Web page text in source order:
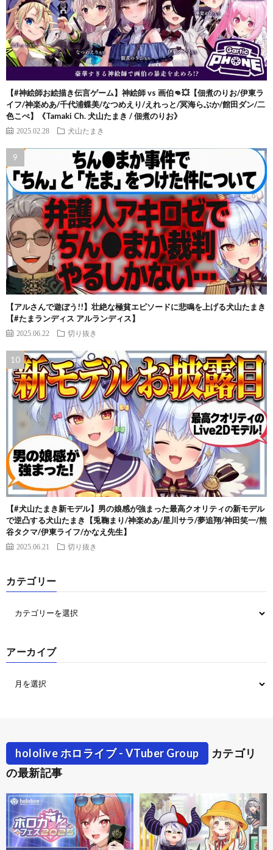
【#神絵師お絵描き伝言ゲーム】神絵師 vs 画伯👊💥【佃煮のりお/伊東ラ
イフ/神楽めあ/千代浦蝶美/なつめえり/えれっと/冥海らぶか/館田ダン/二
色こぺ】《Tamaki Ch. 犬山たまき / 佃煮のりお》
2025.02.28 犬山たまき
【アルさんで遊ぼう!!】壮絶な極貧エピソードに悲鳴を上げる犬山たまき
【#たまランディス アルランディス】
2025.06.22 切り抜き
【#犬山たまき新モデル】男の娘感が強まった最高クオリティの新モデル
で逆凸する犬山たまき【兎鞠まり/神楽めあ/星川サラ/夢追翔/神田笑一/熊
谷タクマ/伊東ライフ/かなえ先生】
2025.06.21 切り抜き
カテゴリー
アーカイブ
hololive ホロライブ - VTuber Group
カテゴリ
の最新記事